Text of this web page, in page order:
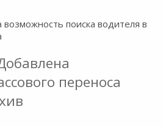
поиска водителя в
переноса